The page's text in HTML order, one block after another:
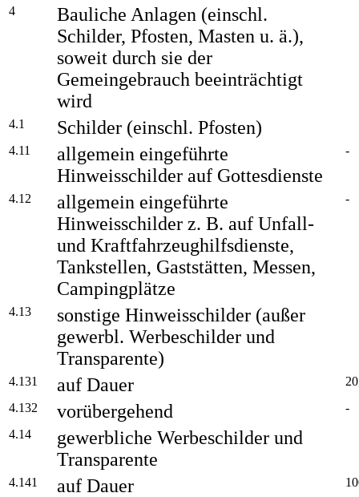
4
Bauliche Anlagen (einschl.
Schilder, Pfosten, Masten u. ä.),
soweit durch sie der
Gemeingebrauch beeinträchtigt
wird
4.1 Schilder (einschl. Pfosten)
4.11
allgemein eingeführte
Hinweisschilder auf Gottesdienste
-
4.12
allgemein eingeführte
Hinweisschilder z. B. auf Unfall-
und Kraftfahrzeughilfsdienste,
Tankstellen, Gaststätten, Messen,
Campingplätze
-
4.13
sonstige Hinweisschilder (außer
gewerbl. Werbeschilder und
Transparente)
4.131 auf Dauer
4.132
vorübergehend
-
4.14
gewerbliche Werbeschilder und
Transparente
4.141 auf Dauer